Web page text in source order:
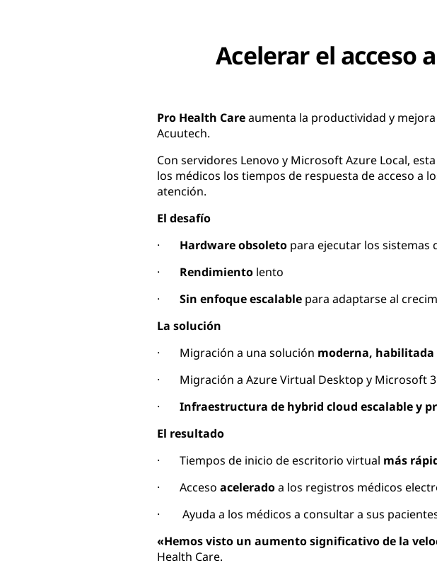
Acelerar el acceso
Pro Health Careaumenta la productividad y
Acuutech.
Con servidores Lenovo y Microsoft Azure Local,
los médicos los tiempos de respuesta de acceso a
atención.
El desafío
· Hardware obsoleto para ejecutar los sistemas
· Rendimiento lento
· Sin enfoque escalable para adaptarse al
La solución
· Migración a una solución moderna, habilitada
· Migración a Azure Virtual Desktop y Microsoft
· Infraestructura de hybrid cloud escalable y
El resultado
· Tiempos de inicio de escritorio virtual más
· Acceso aceleradoa los registros médicos
· Ayuda a los médicos a consultar a sus
«Hemos visto un aumento significativo de la
Health Care.